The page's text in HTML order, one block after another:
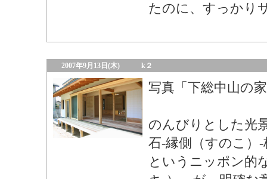
たのに、すっかり
2007年9月13日(木) k２
写真「下総中山の
のんびりとした光
石-縁側（すのこ
というニッポン的